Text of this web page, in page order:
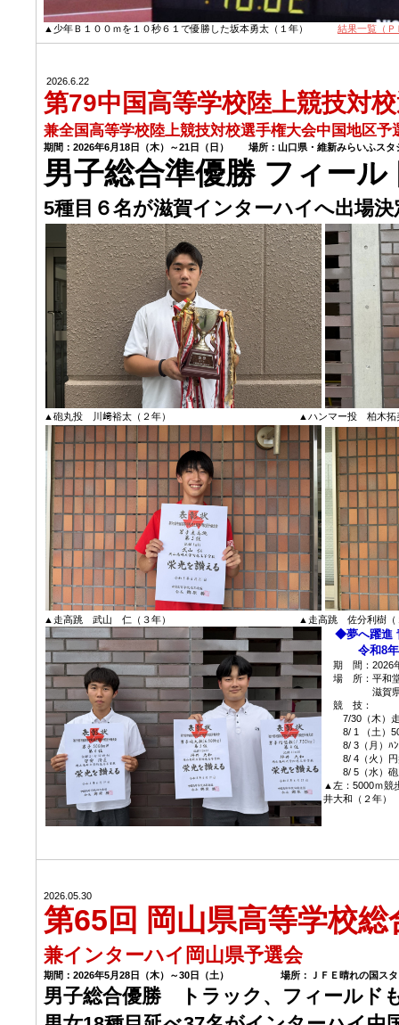
▲少年Ｂ１００ｍを１０秒６１で優勝した坂本勇太（１年） 結果一覧（Ｐ
2026.6.22
第79中国高等学校陸上競技対
兼全国高等学校陸上競技対校選手権大会中国地区予
期間：2026年6月18日（木）～21日（日） 場所：山口県・維新みらいふスタ
男子総合準優勝 フィール
5種目６名が滋賀インターハイへ出場決
▲砲丸投 川﨑裕太（２年） ▲ハンマー投 柏木拓美
▲走高跳 武山 仁（３年） ▲走高跳 佐分利樹（２
◆夢へ躍進
令和8年度
期 間：2026年
場 所：平和堂
滋賀県彦
競 技：
7/30（木）
8/ 1 （土）
8/ 3（月）ﾊﾝﾏ
8/ 4（火）円
8/ 5（水）砲
▲左：5000ｍ
井大和（２年）
2026.05.30
第65回 岡山県高等学校総
兼インターハイ岡山県予選会
期間：2026年5月28日（木）～30日（土） 場所：ＪＦＥ晴れの国スタ
男子総合優勝 トラック、フィールド